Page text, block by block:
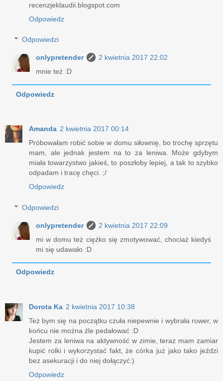
recenzjeklaudii.blogspot.com
Odpowiedz
Odpowiedzi
onlypretender
2 kwietnia 2017 22:02
mnie też :D
Odpowiedz
Amanda 2 kwietnia 2017 00:14
Próbowałam robić sobie w domu siłownię, bo trochę sprzętu
mam, ale jednak jestem na to za leniwa. Może gdybym
miała towarzystwo jakieś, to poszłoby lepiej, a tak to szybko
odpadam i tracę chęci. ;/
Odpowiedz
Odpowiedzi
onlypretender
2 kwietnia 2017 22:09
mi w domu też ciężko się zmotywować, chociaż kiedyś
mi się udawało :D
Odpowiedz
Dorota Ka 2 kwietnia 2017 10:38
Też bym się na początku czuła niepewnie i wybrała rower, w
końcu nie można źle pedałować :D
Jestem za leniwa na aktywność w zimie, teraz mam zamiar
kupić rolki i wykorzystać fakt, że córka już jako tako jeździ
bez asekuracji i do niej dołączyć:)
Odpowiedz